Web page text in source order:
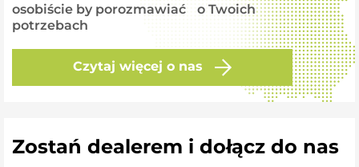
osobiście by porozmawiać o Twoich
potrzebach
Czytaj więcej o nas
Zostań dealerem i dołącz do nas